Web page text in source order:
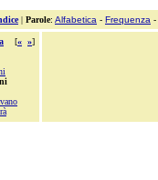
| Parole: Alfabetica - Frequenza -
[« »]